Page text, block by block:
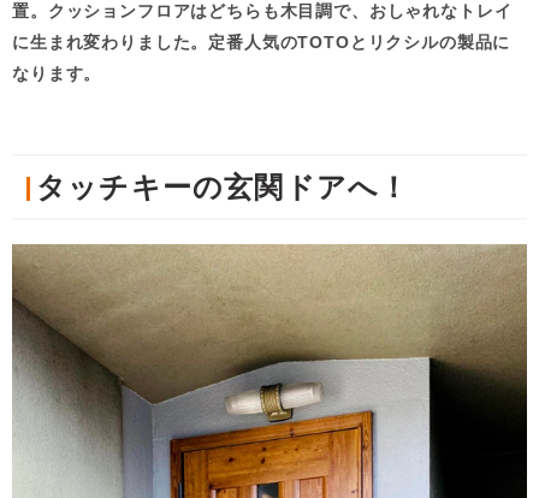
置。クッションフロアはどちらも木目調で、おしゃれなトレイ
に生まれ変わりました。定番人気のTOTOとリクシルの製品に
なります。
タッチキーの玄関ドアへ！